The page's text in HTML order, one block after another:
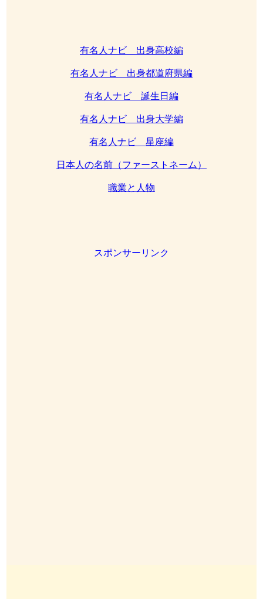
有名人ナビ 出身高校編
有名人ナビ 出身都道府県編
有名人ナビ 誕生日編
有名人ナビ 出身大学編
有名人ナビ 星座編
日本人の名前（ファーストネーム）
職業と人物
スポンサーリンク